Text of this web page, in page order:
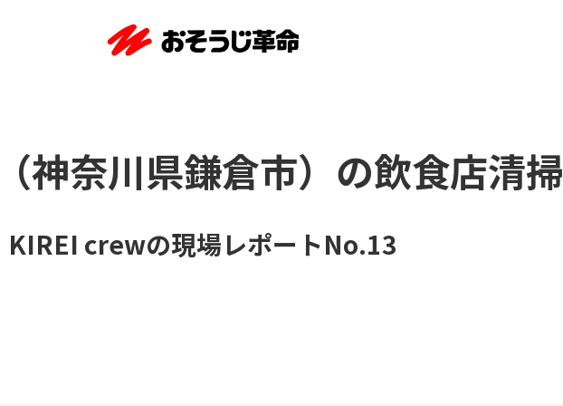
神奈川県鎌倉市）の飲食店清掃
KIREI crewの現場レポートNo.13